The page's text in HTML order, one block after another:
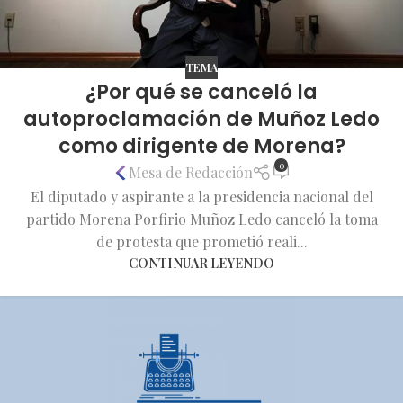
TEMA
¿Por qué se canceló la
autoproclamación de Muñoz Ledo
como dirigente de Morena?
Mesa de Redacción 0
El diputado y aspirante a la presidencia nacional del
partido Morena Porfirio Muñoz Ledo canceló la toma
de protesta que prometió reali...
CONTINUAR LEYENDO